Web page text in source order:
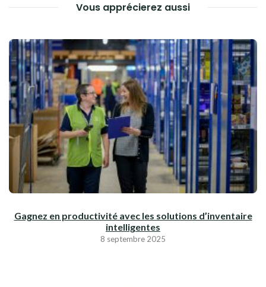
Vous apprécierez aussi
Gagnez en productivité avec les solutions d’inventaire
intelligentes
8 septembre 2025